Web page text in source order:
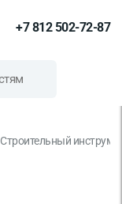
+7 812 502-72-87
Строительный